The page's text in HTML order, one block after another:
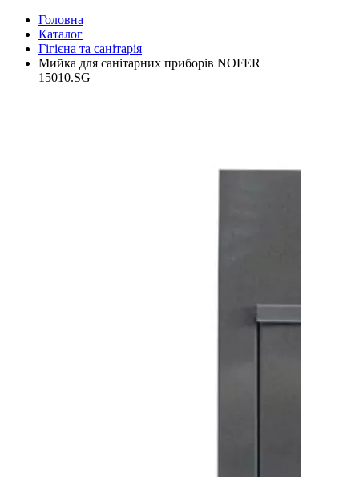
Головна
Каталог
Гігієна та санітарія
Мийка для санітарних приборів NOFER
15010.SG